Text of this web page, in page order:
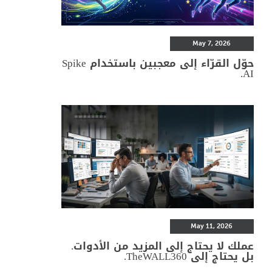
May 7, 2026
حوّل القرّاء إلى معجبين باستخدام Spike
AI.
May 11, 2026
عملك لا يحتاج إلى المزيد من الأدوات.
بل يحتاج إلى TheWALL360.